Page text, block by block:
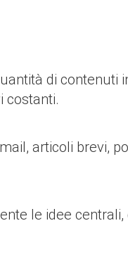
di contenuti
costanti.
articoli brevi,
le idee